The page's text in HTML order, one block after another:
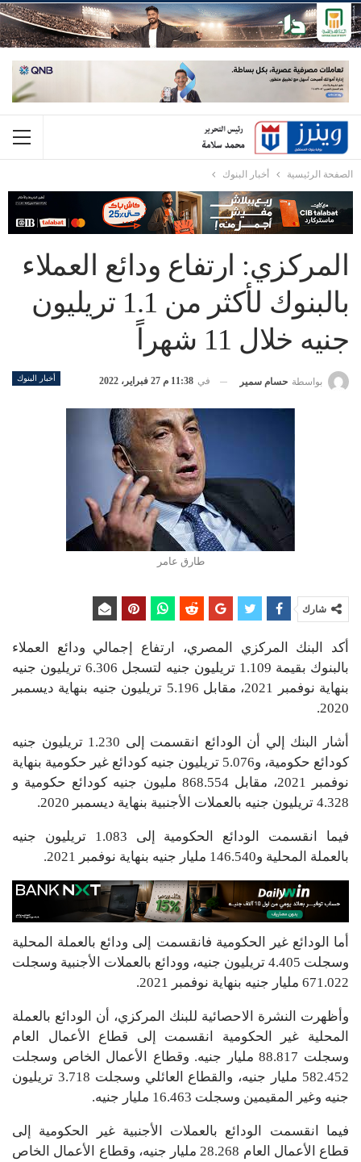
الصفحة الرئيسية أخبار البنوك
المركزي: ارتفاع ودائع العملاء
بالبنوك لأكثر من 1.1 تريليون
جنيه خلال 11 شهراً
أخبار البنوك بواسطة حسام سمير في 11:38 م 27 فبراير، 2022
طارق عامر
شارك
أكد البنك المركزي المصري، ارتفاع إجمالي ودائع العملاء
بالبنوك بقيمة 1.109 تريليون جنيه لتسجل 6.306 تريليون جنيه
بنهاية نوفمبر 2021، مقابل 5.196 تريليون جنيه بنهاية ديسمبر
2020.
أشار البنك إلي أن الودائع انقسمت إلى 1.230 تريليون جنيه
كودائع حكومية، و5.076 تريليون جنيه كودائع غير حكومية بنهاية
نوفمبر 2021، مقابل 868.554 مليون جنيه كودائع حكومية و
4.328 تريليون جنيه بالعملات الأجنبية بنهاية ديسمبر 2020.
فيما انقسمت الودائع الحكومية إلى 1.083 تريليون جنيه
بالعملة المحلية و146.540 مليار جنيه بنهاية نوفمبر 2021.
أما الودائع غير الحكومية فانقسمت إلى ودائع بالعملة المحلية
وسجلت 4.405 تريليون جنيه، وودائع بالعملات الأجنبية وسجلت
671.022 مليار جنيه بنهاية نوفمبر 2021.
وأظهرت النشرة الاحصائية للبنك المركزي، أن الودائع بالعملة
المحلية غير الحكومية انقسمت إلى قطاع الأعمال العام
وسجلت 88.817 مليار جنيه. وقطاع الأعمال الخاص وسجلت
582.452 مليار جنيه، والقطاع العائلي وسجلت 3.718 تريليون
جنيه وغير المقيمين وسجلت 16.463 مليار جنيه.
فيما انقسمت الودائع بالعملات الأجنبية غير الحكومية إلى
قطاع الأعمال العام 28.268 مليار جنيه، وقطاع الأعمال الخاص